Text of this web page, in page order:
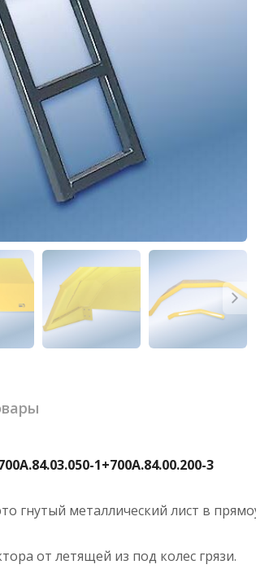
1+700А.84.00.200-3
гнутый металлический лист в
от летящей из под колес грязи.